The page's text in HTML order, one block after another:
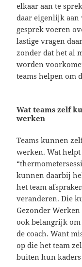
elkaar aan te
daar eigenlijk aan
gesprek voeren
lastige vragen
zonder dat het al
worden
teams helpen om
Wat teams zelf
werken
Teams kunnen
werken. Wat
kunnen daarbij
het team
veranderen. Die
Gezonder
ook belangrijk om
de coach. Want
op die het team
buiten hun